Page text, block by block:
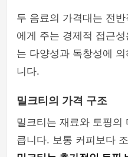
두 음료의 가격대는 전
에게 주는 경제적 접근
는 다양성과 독창성에
니다.
밀크티의 가격 구조
밀크티는 재료와 토핑의
큽니다. 보통 커피보다